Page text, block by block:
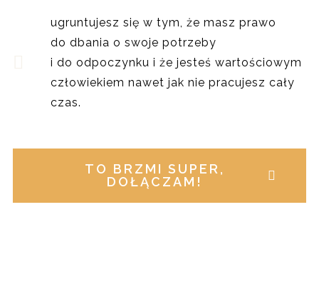
ugruntujesz się w tym, że masz prawo
do dbania o swoje potrzeby
i do odpoczynku i że jesteś wartościowym
człowiekiem nawet jak nie pracujesz cały
czas.
TO BRZMI SUPER,
DOŁĄCZAM!